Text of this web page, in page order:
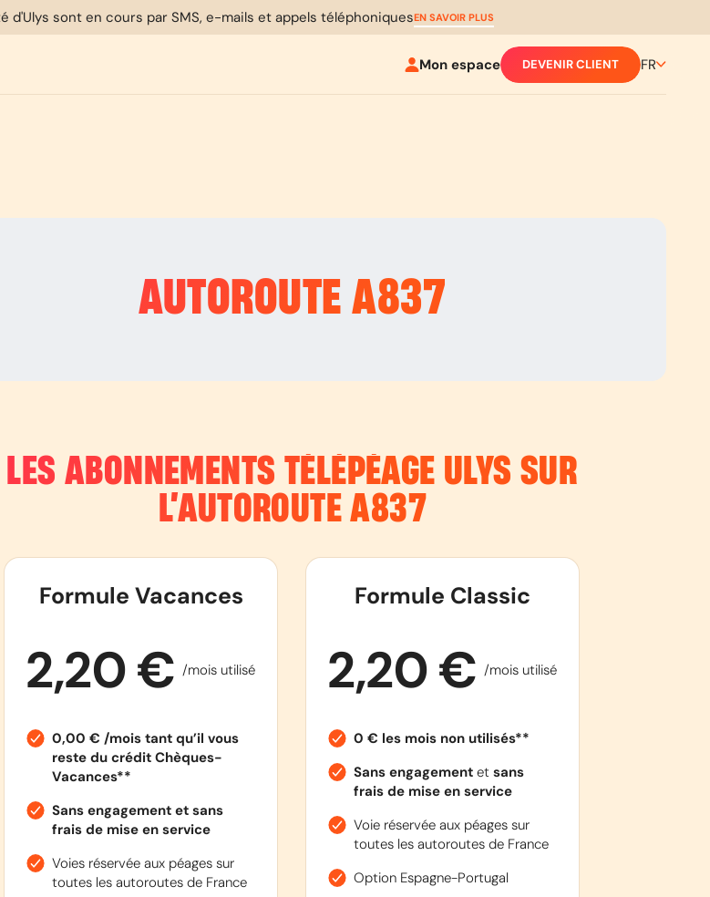
sont en cours par SMS, e-mails et appels téléphoniquesEN SAVOIR PLUS
Mon espace DEVENIR CLIENT FR
AUTOROUTEA837
LES ABONNEMENTS TÉLÉPÉAGE ULYS SUR
L’AUTOROUTEA837
Formule Vacances
2,20 € /mois utilisé
0,00 € /mois tant qu’il vous
reste du crédit Chèques-
Vacances**
Sans engagement et sans
frais de mise en service
Voies réservée aux péages sur
toutes les autoroutes de France
Formule Classic
2,20 € /mois utilisé
0 € les mois non utilisés**
Sans engagement etsans
frais de mise en service
Voie réservée aux péages sur
toutes les autoroutes de France
Option Espagne-Portugal